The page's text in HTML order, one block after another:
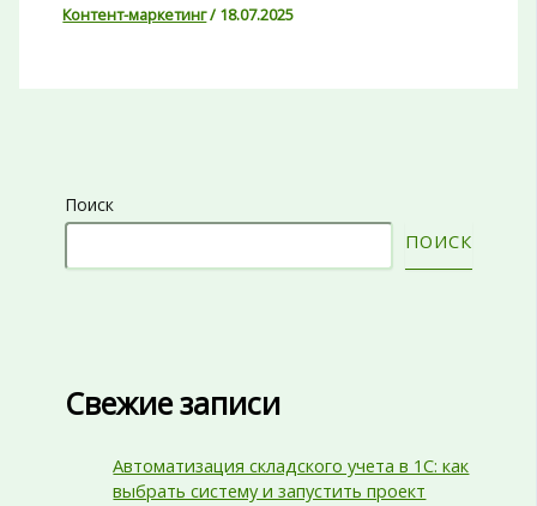
Контент-маркетинг/ 18.07.2025
Поиск
ПОИСК
Свежие записи
Автоматизация складского учета в 1С: как
выбрать систему и запустить проект